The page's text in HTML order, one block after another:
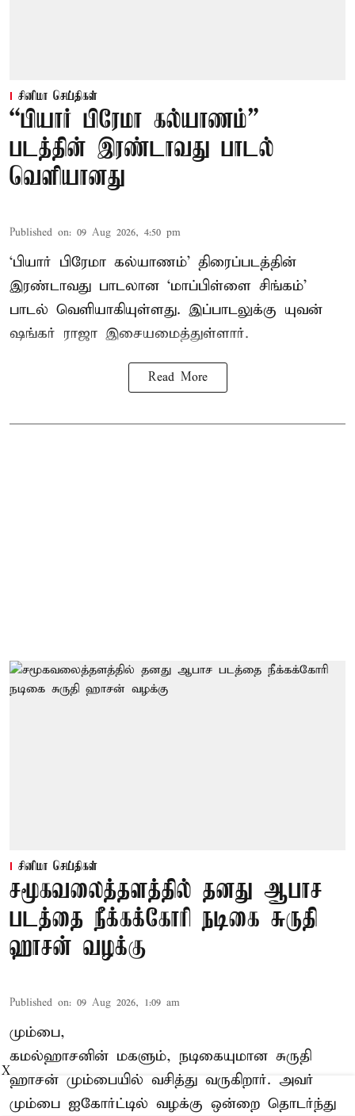
சினிமா செய்திகள்
“பியார் பிரேமா கல்யாணம்”
படத்தின் இரண்டாவது பாடல்
வெளியானது
Published on: 09 Aug 2026, 4:50 pm
‘பியார் பிரேமா கல்யாணம்’ திரைப்படத்தின்
இரண்டாவது பாடலான ‘மாப்பிள்ளை சிங்கம்’
பாடல் வெளியாகியுள்ளது. இப்பாடலுக்கு யுவன்
ஷங்கர் ராஜா இசையமைத்துள்ளார்.
Read More
சினிமா செய்திகள்
சமூகவலைத்தளத்தில் தனது ஆபாச
படத்தை நீக்கக்கோரி நடிகை சுருதி
ஹாசன் வழக்கு
Published on: 09 Aug 2026, 1:09 am
மும்பை,
கமல்ஹாசனின் மகளும், நடிகையுமான சுருதி
ஹாசன் மும்பையில் வசித்து வருகிறார். அவர்
மும்பை ஐகோர்ட்டில் வழக்கு ஒன்றை தொடர்ந்து
X